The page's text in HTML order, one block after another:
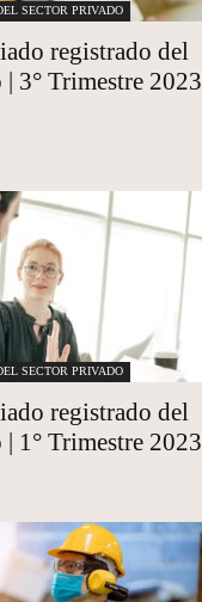
SECTOR PRIVADO
registrado del
3° Trimestre 2023
SECTOR PRIVADO
registrado del
1° Trimestre 2023